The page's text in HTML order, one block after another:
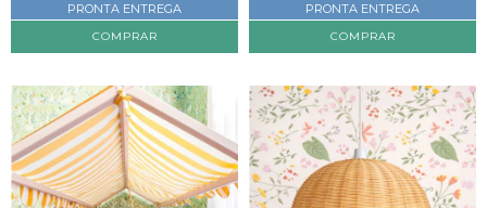
PRONTA ENTREGA
COMPRAR
PRONTA ENTREGA